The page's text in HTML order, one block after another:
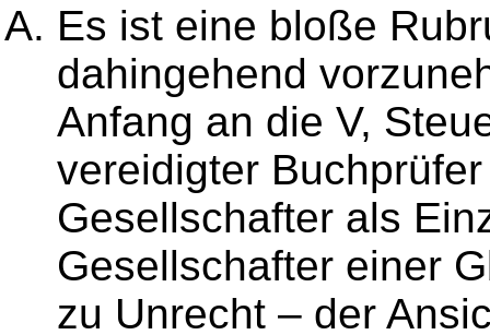
Es ist eine bloße
dahingehend
Anfang an die V,
vereidigter
Gesellschafter als
Gesellschafter einer
zu Unrecht – der